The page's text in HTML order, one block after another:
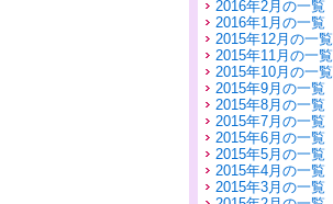
2016年2月の一覧
2016年1月の一覧
2015年12月の一覧
2015年11月の一覧
2015年10月の一覧
2015年9月の一覧
2015年8月の一覧
2015年7月の一覧
2015年6月の一覧
2015年5月の一覧
2015年4月の一覧
2015年3月の一覧